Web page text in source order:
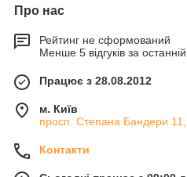
Про нас
Рейтинг не сформований
Менше 5 відгуків за останній
Працює з 28.08.2012
м. Київ
просп. Степана Бандери 11,
Контакти